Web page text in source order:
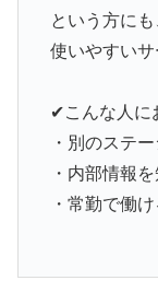
という方に
使いやすいサ
✔こんな人に
・別のステ
・内部情報
・常勤で働